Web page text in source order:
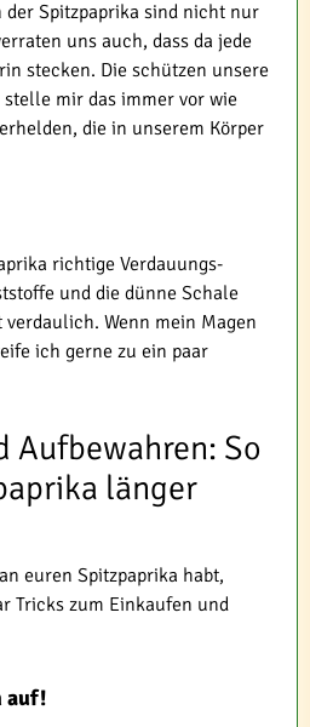
der Spitzpaprika sind nicht nur
uns auch, dass da jede
stecken. Die schützen unsere
mir das immer vor wie
die in unserem Körper
richtige Verdauungs-
und die dünne Schale
Wenn mein Magen
ich gerne zu ein paar
Aufbewahren: So
länger
euren Spitzpaprika habt,
Tricks zum Einkaufen und
auf!